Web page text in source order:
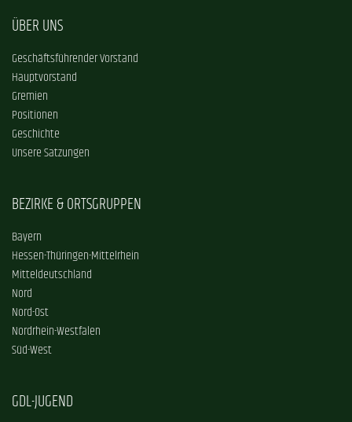
ÜBER UNS
Geschäftsführender Vorstand
Hauptvorstand
Gremien
Positionen
Geschichte
Unsere Satzungen
BEZIRKE & ORTSGRUPPEN
Bayern
Hessen-Thüringen-Mittelrhein
Mitteldeutschland
Nord
Nord-Ost
Nordrhein-Westfalen
Süd-West
GDL-JUGEND